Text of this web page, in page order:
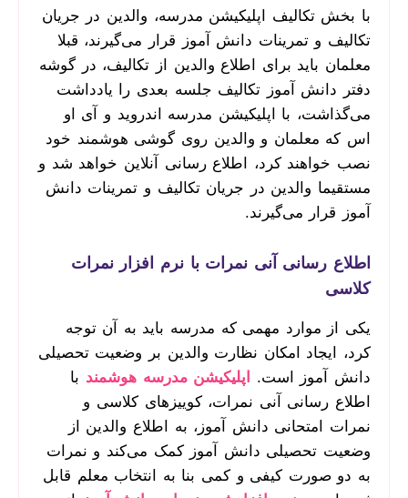
با بخش تکالیف اپلیکیشن مدرسه، والدین در جریان
تکالیف و تمرینات دانش آموز قرار می‌گیرند، قبلا
معلمان باید برای اطلاع والدین از تکالیف، در گوشه
دفتر دانش آموز تکالیف جلسه بعدی را یادداشت
می‌گذاشت، با اپلیکیشن مدرسه اندروید و آی او
اس که معلمان و والدین روی گوشی هوشمند خود
نصب خواهند کرد، اطلاع رسانی آنلاین خواهد شد و
مستقیما والدین در جریان تکالیف و تمرینات دانش
آموز قرار می‌گیرند.
اطلاع رسانی آنی نمرات با نرم افزار نمرات
کلاسی
یکی از موارد مهمی که مدرسه باید به آن توجه
کرد، ایجاد امکان نظارت والدین بر وضعیت تحصیلی
دانش آموز است.
اپلیکیشن مدرسه هوشمند با
اطلاع رسانی آنی نمرات، کوییز‌های کلاسی و
نمرات امتحانی دانش آموز، به اطلاع والدین از
وضعیت تحصیلی دانش آموز کمک می‌کند و نمرات
به دو صورت کیفی و کمی بنا به انتخاب معلم قابل